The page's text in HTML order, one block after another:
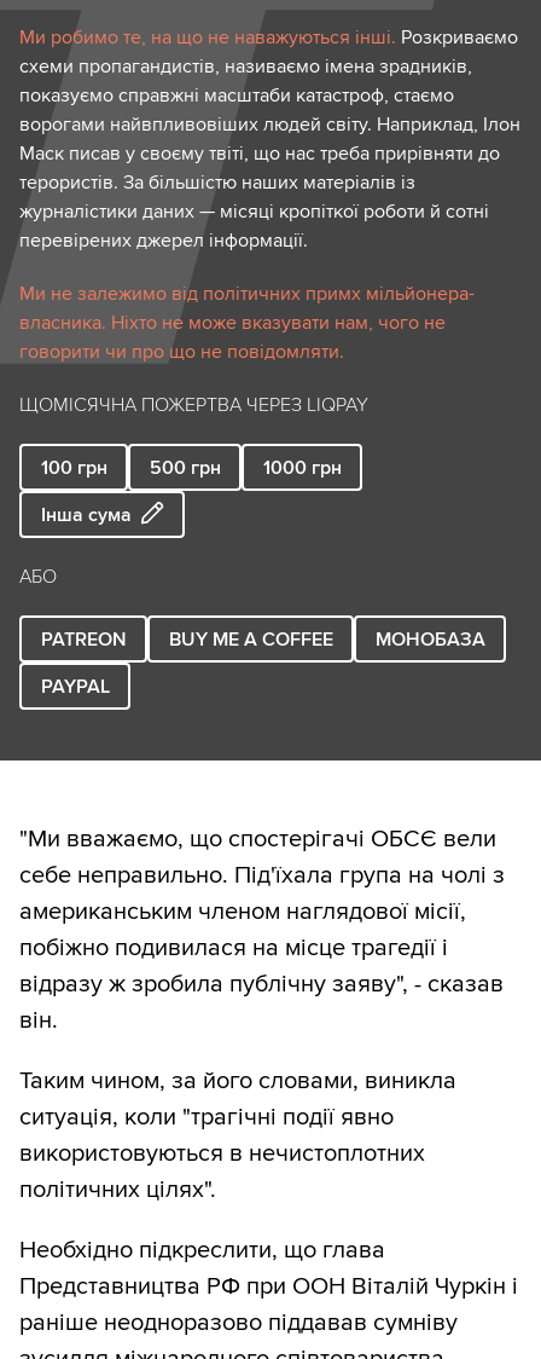
Ми робимо те, на що не наважуються інші. Розкриваємо
схеми пропагандистів, називаємо імена зрадників,
показуємо справжні масштаби катастроф, стаємо
ворогами найвпливовіших людей світу. Наприклад, Ілон
Маск писав у своєму твіті, що нас треба прирівняти до
терористів. За більшістю наших матеріалів із
журналістики даних — місяці кропіткої роботи й сотні
перевірених джерел інформації.
Ми не залежимо від політичних примх мільйонера-
власника. Ніхто не може вказувати нам, чого не
говорити чи про що не повідомляти.
ЩОМІСЯЧНА ПОЖЕРТВА ЧЕРЕЗ LIQPAY
100 грн 500 грн 1000 грн
Інша сума
АБО
PATREON BUY ME A COFFEE
МОНОБАЗА
PAYPAL
"Ми вважаємо, що спостерігачі ОБСЄ вели
себе неправильно. Під'їхала група на чолі з
американським членом наглядової місії,
побіжно подивилася на місце трагедії і
відразу ж зробила публічну заяву", - сказав
він.
Таким чином, за його словами, виникла
ситуація, коли "трагічні події явно
використовуються в нечистоплотних
політичних цілях".
Необхідно підкреслити, що глава
Представництва РФ при ООН Віталій Чуркін і
раніше неодноразово піддавав сумніву